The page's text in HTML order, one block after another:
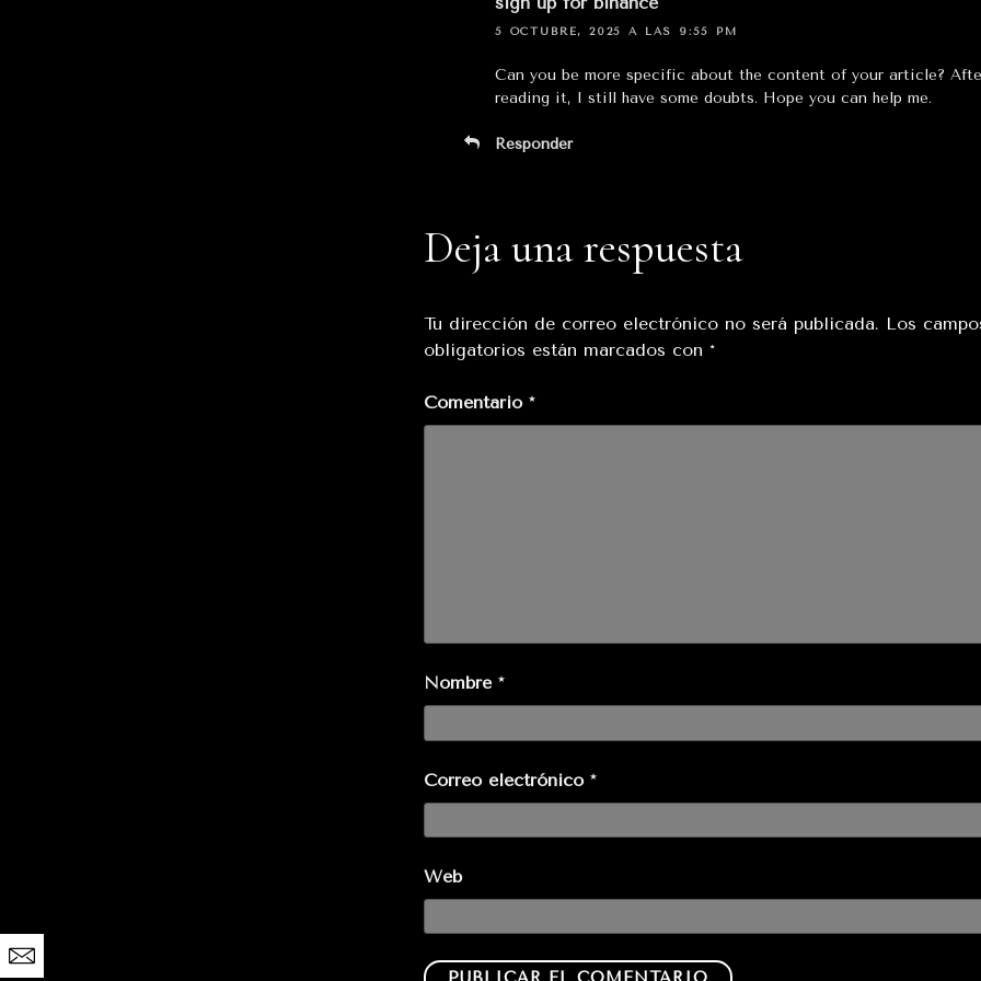
5 OCTUBRE, 2025 A LAS 9:55 PM
Can you be more specific about the content of your article?
reading it, I still have some doubts. Hope you can help me.
Responder
Deja una respuesta
Tu dirección de correo electrónico no será publicada. Los
obligatorios están marcados con *
Comentario *
Nombre *
Correo electrónico *
Web